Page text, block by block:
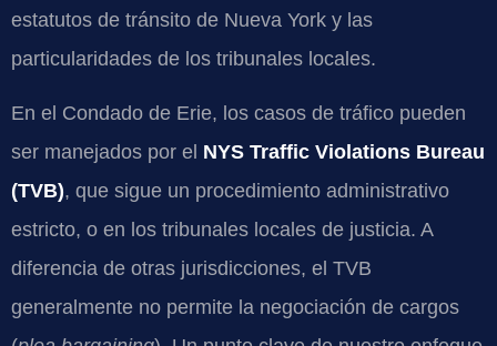
estatutos de tránsito de Nueva York y las
particularidades de los tribunales locales.
En el Condado de Erie, los casos de tráfico pueden
ser manejados por el NYS Traffic Violations Bureau
(TVB), que sigue un procedimiento administrativo
estricto, o en los tribunales locales de justicia. A
diferencia de otras jurisdicciones, el TVB
generalmente no permite la negociación de cargos